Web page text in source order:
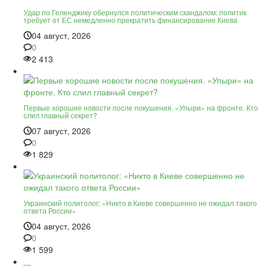
Удар по Геленджику обернулся политическим скандалом: политик
требует от ЕС немедленно прекратить финансирование Киева
04 август, 2026
0
2 413
Первые хорошие новости после покушения. «Упыри» на фронте. Кто
слил главный секрет?
07 август, 2026
0
1 829
Украинский политолог: «Никто в Киеве совершенно не ожидал такого
ответа России»
04 август, 2026
0
1 599